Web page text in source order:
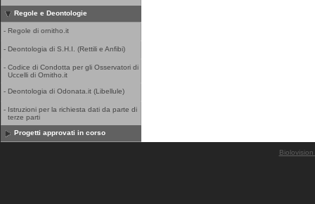
Regole e Deontologie
- Regole di ornitho.it
- Deontologia di S.H.I. (Rettili e Anfibi)
- Codice di Condotta per gli Osservatori di
Uccelli di Ornitho.it
- Deontologia di Odonata.it (Libellule)
- Istruzioni per la richiesta dati da parte di
terze parti
Progetti approvati in corso
Biolovision